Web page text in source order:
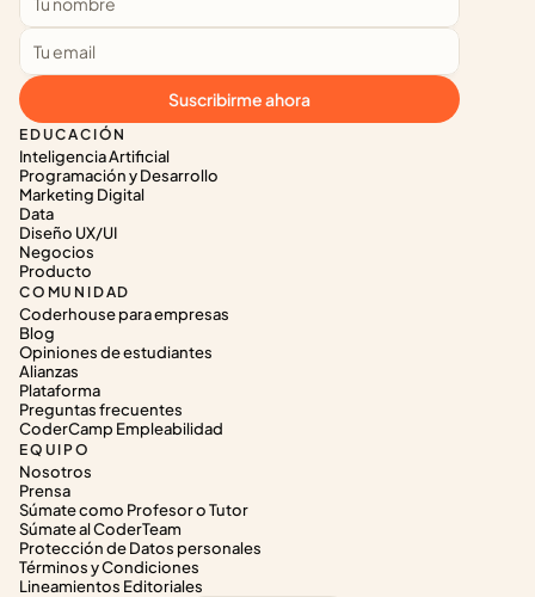
EDUCACIÓN
Inteligencia Artificial
Programación y Desarrollo
Marketing Digital
Data
Diseño UX/UI
Negocios
Producto
COMUNIDAD
Coderhouse para empresas
Blog
Opiniones de estudiantes
Alianzas
Plataforma
Preguntas frecuentes
CoderCamp Empleabilidad
EQUIPO
Nosotros
Prensa
Súmate como Profesor o Tutor
Súmate al CoderTeam
Protección de Datos personales
Términos y Condiciones
Lineamientos Editoriales
Suscribirme ahora